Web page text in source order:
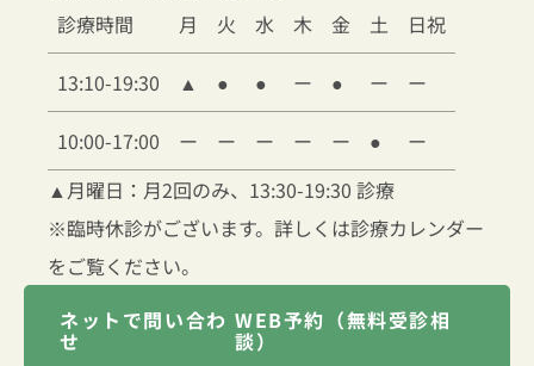
診療時間
月 火 水 木 金 土 日祝
13:10-19:30 ▲ ● ● ー ● ー ー
10:00-17:00 ー ー ー ー ー ●
ー
▲月曜日：月2回のみ、13:30-19:30 診療
※臨時休診がございます。詳しくは診療カレンダー
をご覧ください。
ネットで問い合わ
せ
WEB予約（無料受診相
談）